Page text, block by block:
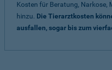
Kosten für Beratung, Narkose,
hinzu. Die Tierarztkosten
ausfallen, sogar bis zum